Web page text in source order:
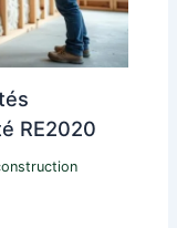
RE2020